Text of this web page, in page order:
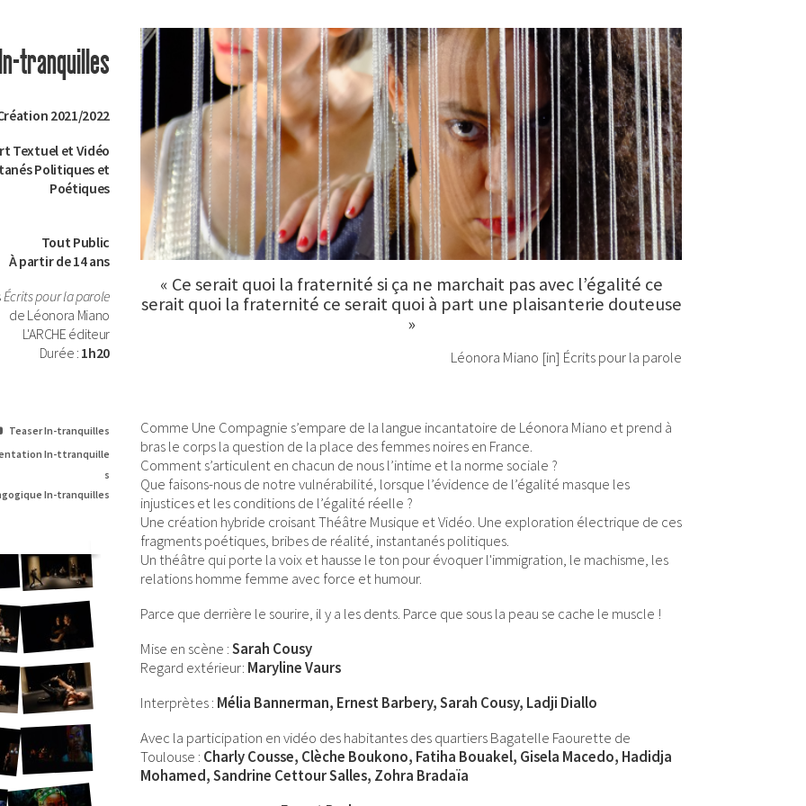
In-tranquilles
« Ce serait quoi la fraternité si ça ne marchait pas avec l’égalité ce
serait quoi la fraternité ce serait quoi à part une plaisanterie douteuse
»
Léonora Miano [in] Écrits pour la parole
Comme Une Compagnie s’empare de la langue incantatoire de Léonora Miano et prend à
bras le corps la question de la place des femmes noires en France.
Comment s’articulent en chacun de nous l’intime et la norme sociale ?
Que faisons-nous de notre vulnérabilité, lorsque l’évidence de l’égalité masque les
injustices et les conditions de l’égalité réelle ?
Une création hybride croisant Théâtre Musique et Vidéo. Une exploration électrique de ces
fragments poétiques, bribes de réalité, instantanés politiques.
Un théâtre qui porte la voix et hausse le ton pour évoquer l'immigration, le machisme, les
relations homme femme avec force et humour.
Parce que derrière le sourire, il y a les dents. Parce que sous la peau se cache le muscle !
Mise en scène :Sarah Cousy
Regard extérieur: Maryline Vaurs
Interprètes : Mélia Bannerman, Ernest Barbery, Sarah Cousy, Ladji Diallo
Avec la participation en vidéo des habitantes des quartiers Bagatelle Faourette de
Toulouse : Charly Cousse, Clèche Boukono, Fatiha Bouakel, Gisela Macedo, Hadidja
Mohamed, Sandrine Cettour Salles, Zohra Bradaïa
2021/2022
Textuel et Vidéo
Politiques et
Poétiques
Tout Public
À partir de 14 ans
Écrits pour la parole
de Léonora Miano
L'ARCHE éditeur
Durée : 1h20
Teaser In-tranquilles
In-ttranquille
s
In-tranquilles